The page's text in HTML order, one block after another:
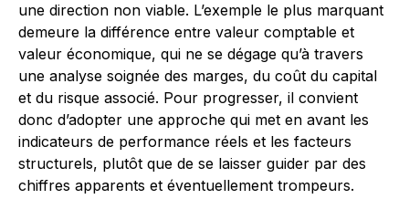
une direction non viable. L’exemple le plus marquant
demeure la différence entre valeur comptable et
valeur économique, qui ne se dégage qu’à travers
une analyse soignée des marges, du coût du capital
et du risque associé. Pour progresser, il convient
donc d’adopter une approche qui met en avant les
indicateurs de performance réels et les facteurs
structurels, plutôt que de se laisser guider par des
chiffres apparents et éventuellement trompeurs.